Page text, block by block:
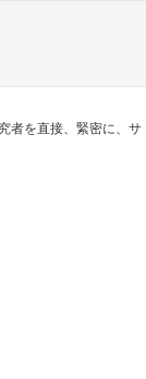
者を直接、緊密に、サ